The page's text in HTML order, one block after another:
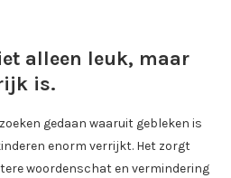
alleen leuk, maar
is.
gedaan waaruit gebleken is
enorm verrijkt. Het zorgt
woordenschat en vermindering